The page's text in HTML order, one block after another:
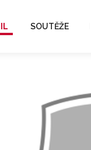
SOUTĚŽE